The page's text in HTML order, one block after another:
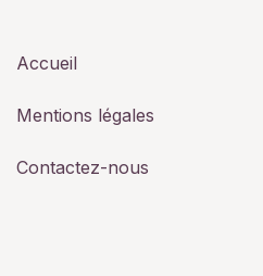
Accueil
Mentions légales
Contactez-nous